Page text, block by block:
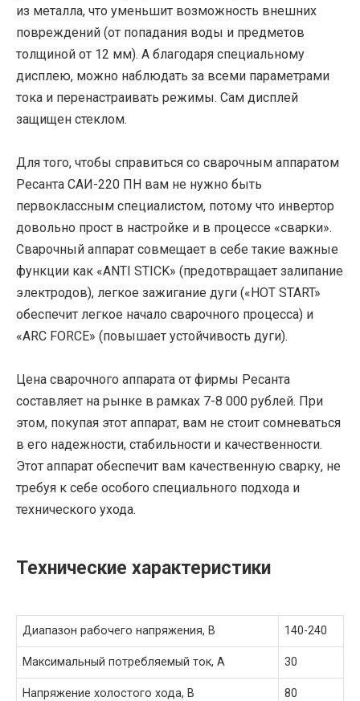
из металла, что уменьшит возможность внешних
повреждений (от попадания воды и предметов
толщиной от 12 мм). А благодаря специальному
дисплею, можно наблюдать за всеми параметрами
тока и перенастраивать режимы. Сам дисплей
защищен стеклом.
Для того, чтобы справиться со сварочным аппаратом
Ресанта САИ-220 ПН вам не нужно быть
первоклассным специалистом, потому что инвертор
довольно прост в настройке и в процессе «сварки».
Сварочный аппарат совмещает в себе такие важные
функции как «ANTI STICK» (предотвращает залипание
электродов), легкое зажигание дуги («HOT START»
обеспечит легкое начало сварочного процесса) и
«ARC FORCE» (повышает устойчивость дуги).
Цена сварочного аппарата от фирмы Ресанта
составляет на рынке в рамках 7-8 000 рублей. При
этом, покупая этот аппарат, вам не стоит сомневаться
в его надежности, стабильности и качественности.
Этот аппарат обеспечит вам качественную сварку, не
требуя к себе особого специального подхода и
технического ухода.
Технические характеристики
Диапазон рабочего напряжения, В 140-240
Максимальный потребляемый ток, А 30
Напряжение холостого хода, В 80